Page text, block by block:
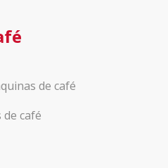
de café
café